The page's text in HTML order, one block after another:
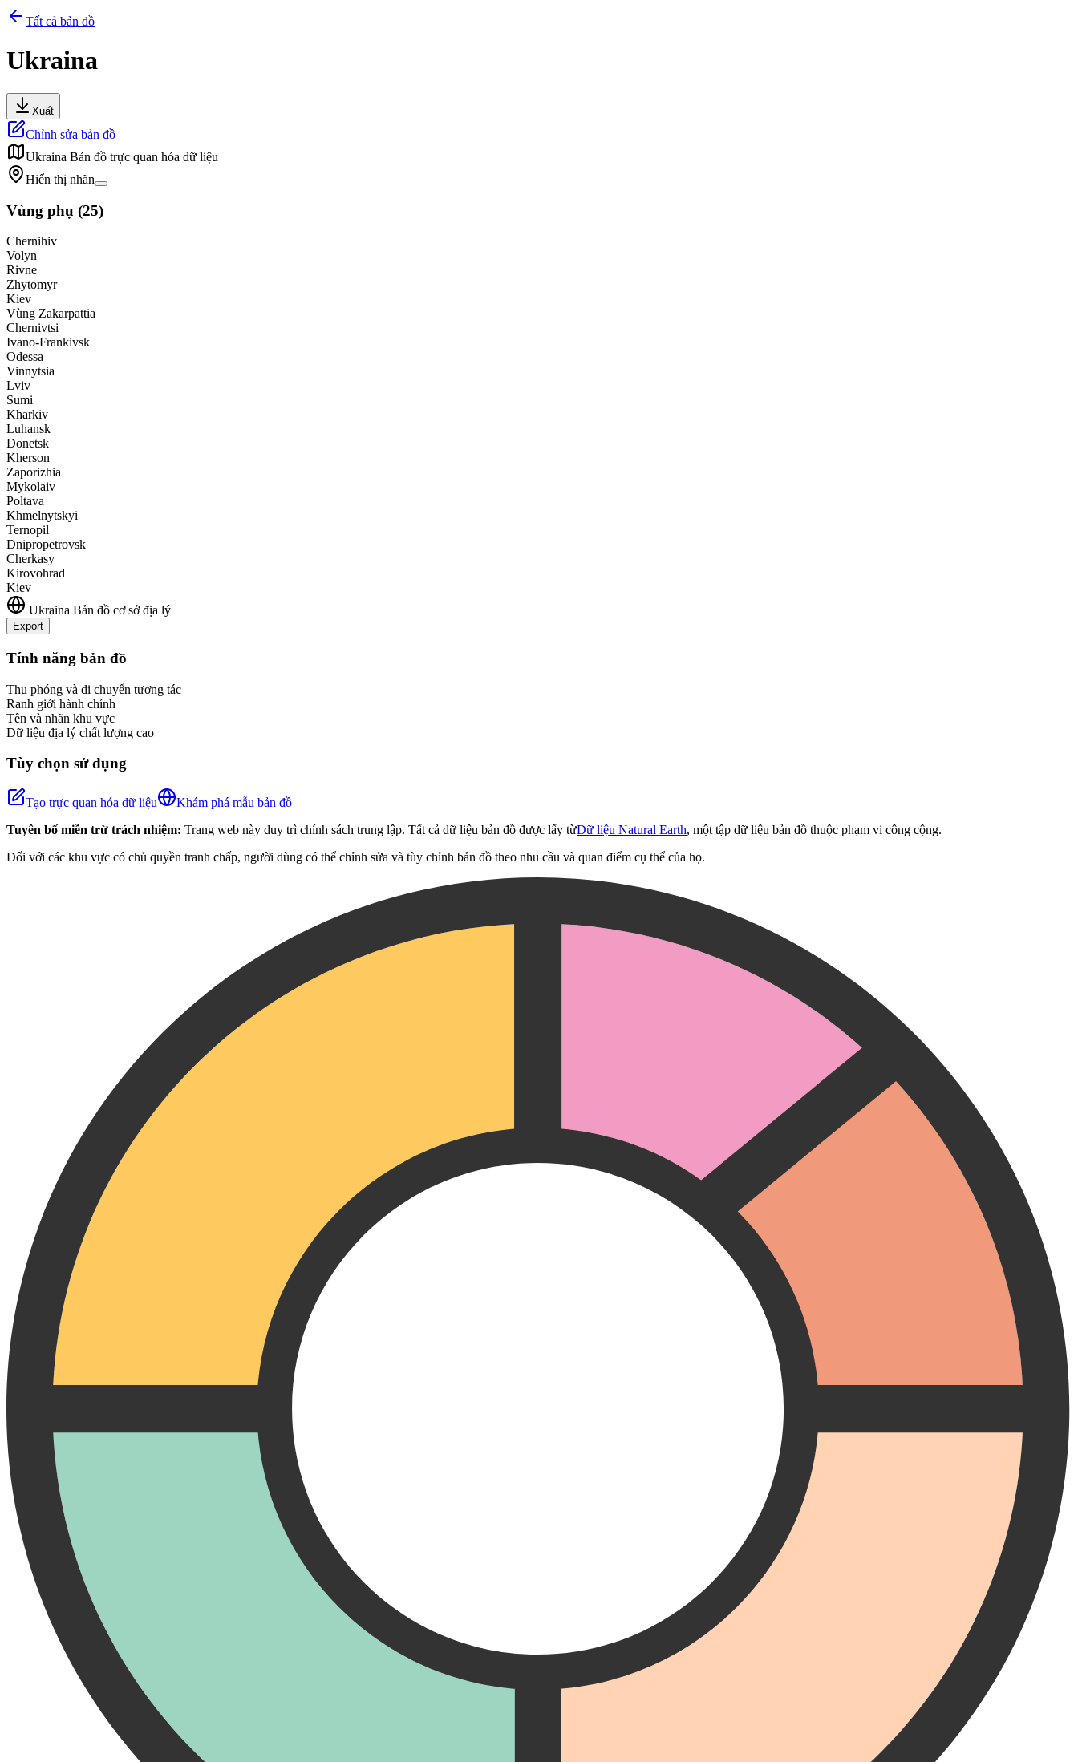
Tất cả bản đồ
Ukraina
Xuất
Chỉnh sửa bản đồ
Ukraina Bản đồ trực quan hóa dữ liệu
Hiển thị nhãn
Vùng phụ (25)
Chernihiv
Volyn
Rivne
Zhytomyr
Kiev
Vùng Zakarpattia
Chernivtsi
Ivano-Frankivsk
Odessa
Vinnytsia
Lviv
Sumi
Kharkiv
Luhansk
Donetsk
Kherson
Zaporizhia
Mykolaiv
Poltava
Khmelnytskyi
Ternopil
Dnipropetrovsk
Cherkasy
Kirovohrad
Kiev
Ukraina Bản đồ cơ sở địa lý
Export
+
Tính năng bản đồ
Thu phóng và di chuyển tương tác
Ranh giới hành chính
Tên và nhãn khu vực
Dữ liệu địa lý chất lượng cao
Tùy chọn sử dụng
Tạo trực quan hóa dữ liệu
Khám phá mẫu bản đồ
Tuyên bố miễn trừ trách nhiệm: Trang web này duy trì chính sách trung lập. Tất cả dữ liệu bản đồ được lấy từDữ liệu Natural Earth, một tập dữ liệu bản đồ thuộc phạm vi công cộng.
Đối với các khu vực có chủ quyền tranh chấp, người dùng có thể chỉnh sửa và tùy chỉnh bản đồ theo nhu cầu và quan điểm cụ thể của họ.